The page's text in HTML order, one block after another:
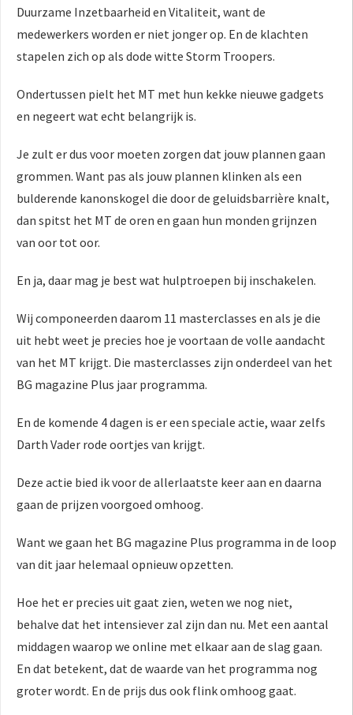
Duurzame Inzetbaarheid en Vitaliteit, want de
medewerkers worden er niet jonger op. En de klachten
stapelen zich op als dode witte Storm Troopers.
Ondertussen pielt het MT met hun kekke nieuwe gadgets
en negeert wat echt belangrijk is.
Je zult er dus voor moeten zorgen dat jouw plannen gaan
grommen. Want pas als jouw plannen klinken als een
bulderende kanonskogel die door de geluidsbarrière knalt,
dan spitst het MT de oren en gaan hun monden grijnzen
van oor tot oor.
En ja, daar mag je best wat hulptroepen bij inschakelen.
Wij componeerden daarom 11 masterclasses en als je die
uit hebt weet je precies hoe je voortaan de volle aandacht
van het MT krijgt. Die masterclasses zijn onderdeel van het
BG magazine Plus jaar programma.
En de komende 4 dagen is er een speciale actie, waar zelfs
Darth Vader rode oortjes van krijgt.
Deze actie bied ik voor de allerlaatste keer aan en daarna
gaan de prijzen voorgoed omhoog.
Want we gaan het BG magazine Plus programma in de loop
van dit jaar helemaal opnieuw opzetten.
Hoe het er precies uit gaat zien, weten we nog niet,
behalve dat het intensiever zal zijn dan nu. Met een aantal
middagen waarop we online met elkaar aan de slag gaan.
En dat betekent, dat de waarde van het programma nog
groter wordt. En de prijs dus ook flink omhoog gaat.